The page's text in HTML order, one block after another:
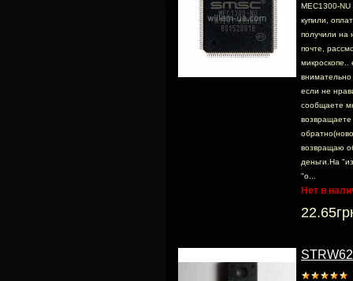
MEC1300-NU
купили,
получили на
почте,
микроскопе..
внимательно
если не
сообщаете
возвращаете
возвращаю
деньги.На
"о...
Нет в